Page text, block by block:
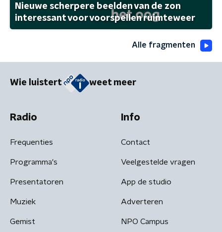
Nieuwe scherpere beelden van de zon
interessant voor voorspellen ruimteweer
Alle fragmenten
Wie luistert weet meer
Radio
Frequenties
Programma's
Presentatoren
Muziek
Gemist
Info
Contact
Veelgestelde vragen
App de studio
Adverteren
NPO Campus